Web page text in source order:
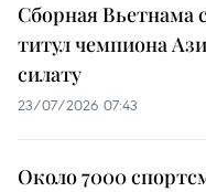
Сборная Вьетнама
титул чемпиона
силату
23/07/2026 07:43
Около 7000